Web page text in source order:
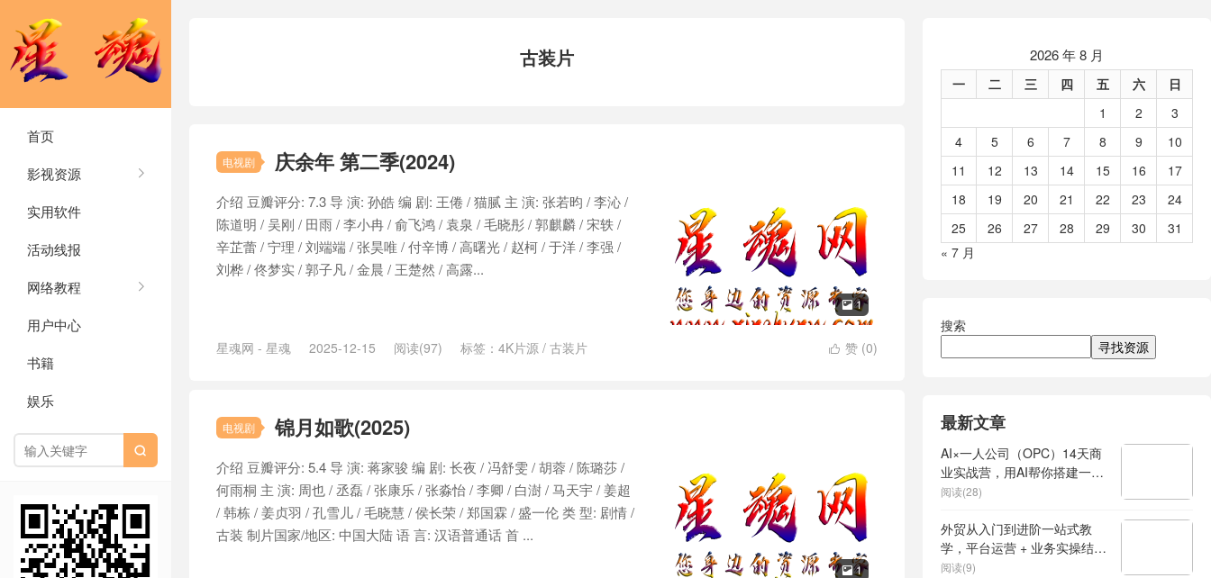
首页
影视资源
实用软件
活动线报
网络教程
用户中心
书籍
娱乐

古装片
电视剧 庆余年 第二季(2024)
 1
介绍 豆瓣评分: 7.3 导 演: 孙皓 编 剧: 王倦 / 猫腻 主 演: 张若昀 / 李沁 /
陈道明 / 吴刚 / 田雨 / 李小冉 / 俞飞鸿 / 袁泉 / 毛晓彤 / 郭麒麟 / 宋轶 /
辛芷蕾 / 宁理 / 刘端端 / 张昊唯 / 付辛博 / 高曙光 / 赵柯 / 于洋 / 李强 /
刘桦 / 佟梦实 / 郭子凡 / 金晨 / 王楚然 / 高露...
 赞 (0)
星魂网 - 星魂 2025-12-15 阅读(97) 标签： 4K片源 / 古装片
电视剧 锦月如歌(2025)
 1
介绍 豆瓣评分: 5.4 导 演: 蒋家骏 编 剧: 长夜 / 冯舒雯 / 胡蓉 / 陈璐莎 /
何雨桐 主 演: 周也 / 丞磊 / 张康乐 / 张淼怡 / 李卿 / 白澍 / 马天宇 / 姜超
/ 韩栋 / 姜贞羽 / 孔雪儿 / 毛晓慧 / 侯长荣 / 郑国霖 / 盛一伦 类 型: 剧情 /
古装 制片国家/地区: 中国大陆 语 言: 汉语普通话 首 ...
2026 年 8 月
一 二 三 四 五 六
日
1
2
3
4
5 6 7 8 9
10
11
12 13 14 15 16
17
18
19 20 21 22 23
24
25
26 27 28 29 30
31
« 7 月
搜索
寻找资源
最新文章
AI×一人公司（OPC）14天商
业实战营，用AI帮你搭建一个
属于你自己的、能独立賺钱的
阅读(28)
外贸从入门到进阶一站式教
学，平台运营 + 业务实操结
合，实现业绩稳步增长
阅读(9)